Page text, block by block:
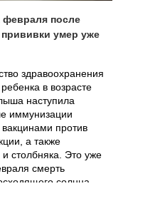
февраля после
умер уже
здравоохранения
в возрасте
наступила
иммунизации
против
а также
столбняка. Это уже
смерть
солнца,